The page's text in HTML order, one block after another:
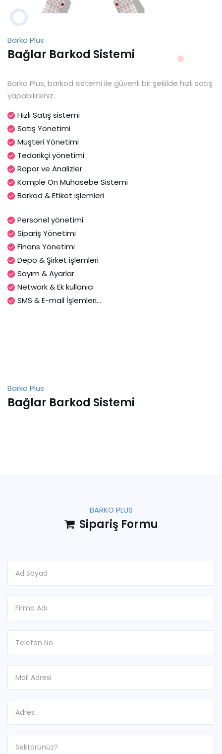
Barko Plus
Bağlar Barkod Sistemi
Barko Plus, barkod sistemi ile güvenli bir şekilde hızlı satış
yapabilirsiniz.
Hızlı Satış sistemi
Satış Yönetimi
Müşteri Yönetimi
Tedarikçi yönetimi
Rapor ve Analizler
Komple Ön Muhasebe Sistemi
Barkod & Etiket işlemleri
Personel yönetimi
Sipariş Yönetimi
Finans Yönetimi
Depo & Şirket işlemleri
Sayım & Ayarlar
Network & Ek kullanıcı
SMS & E-mail İşlemleri...
Barko Plus
Bağlar Barkod Sistemi
BARKO PLUS
Sipariş Formu